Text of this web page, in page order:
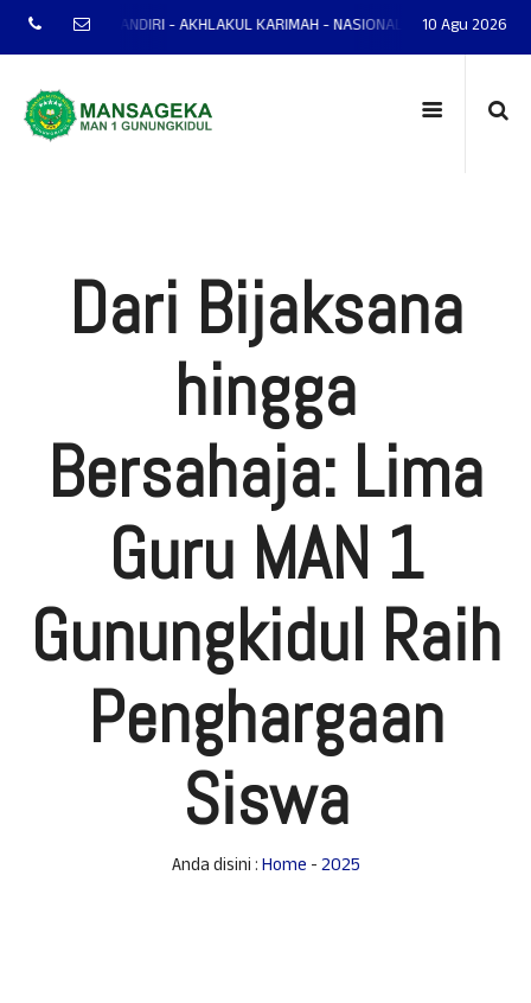
- MANDIRI - AKHLAKUL KARIMAH - NASIONALIS - TERAMPIL - ADAPTIF
10 Agu 2026
Dari Bijaksana
hingga
Bersahaja: Lima
Guru MAN 1
Gunungkidul Raih
Penghargaan
Siswa
Anda disini :Home -2025